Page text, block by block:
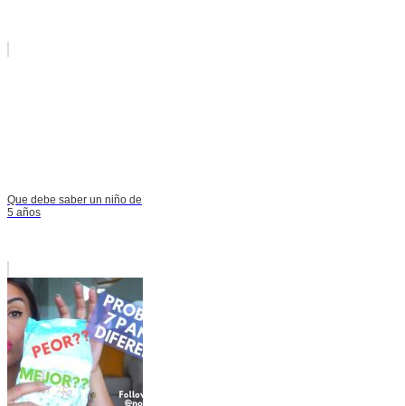
Que debe saber un niño de
5 años